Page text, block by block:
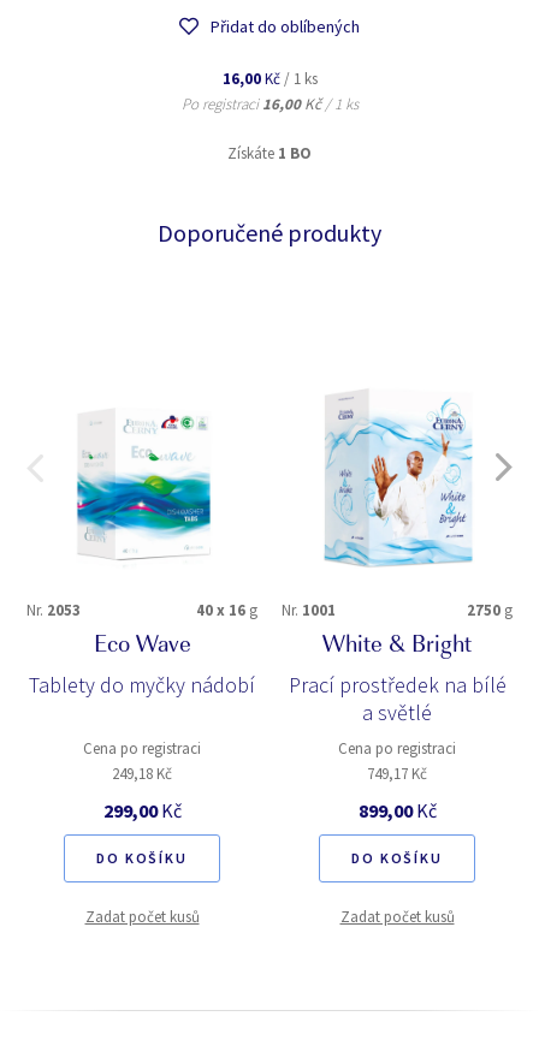
Přidat do oblíbených
16,00Kč / 1 ks
Po registraci16,00Kč / 1 ks
Získáte 1 BO
Doporučené produkty
Nr. 2053 40 x 16 g
Eco Wave
Tablety do myčky nádobí
Cena po registraci
249,18 Kč
299,00Kč
DO KOŠÍKU
Zadat počet kusů
Nr. 1001 2750 g
White & Bright
Prací prostředek na bílé
a světlé
Cena po registraci
749,17 Kč
899,00Kč
DO KOŠÍKU
Zadat počet kusů